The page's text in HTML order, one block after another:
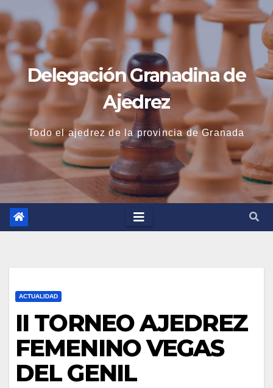
Saltar
contenido
Delegación Granadina de
Ajedrez
Todo el ajedrez de la provincia de Granada
ACTUALIDAD
II TORNEO AJEDREZ
FEMENINO VEGAS
DEL GENIL